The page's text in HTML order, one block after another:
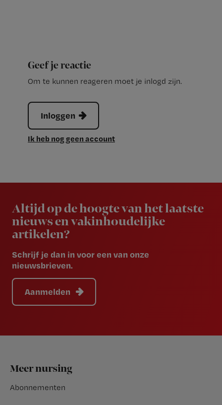
Geef je reactie
Om te kunnen reageren moet je inlogd zijn.
Inloggen
Ik heb nog geen account
Altijd op de hoogte van het laatste
nieuws en vakinhoudelijke
artikelen?
Schrijf je dan in voor een van onze
nieuwsbrieven.
Aanmelden
Footer
Meer nursing
Abonnementen